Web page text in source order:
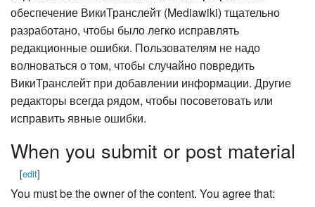
обеспечение ВикиТранслейт (Mediawiki) тщательно
разработано, чтобы было легко исправлять
редакционные ошибки. Пользователям не надо
волноваться о том, чтобы случайно повредить
ВикиТранслейт при добавлении информации. Другие
редакторы всегда рядом, чтобы посоветовать или
исправить явные ошибки.
When you submit or post material
[edit]
You must be the owner of the content. You agree that: